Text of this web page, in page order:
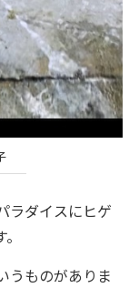
ラダイスにヒゲ
うものがありま